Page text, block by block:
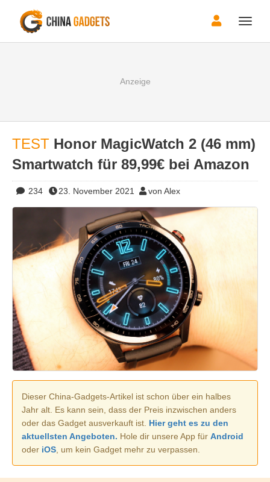
Toggle
TEST Honor MagicWatch 2 (46 mm)
Smartwatch für 89,99€ bei Amazon
234 23. November 2021 von Alex
Dieser China-Gadgets-Artikel ist schon über ein halbes
Jahr alt. Es kann sein, dass der Preis inzwischen anders
oder das Gadget ausverkauft ist. Hier geht es zu den
aktuellsten Angeboten. Hole dir unsere App für Android
oder iOS , um kein Gadget mehr zu verpassen.